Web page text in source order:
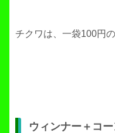
チクワは、一袋100円
ウィンナー＋コ